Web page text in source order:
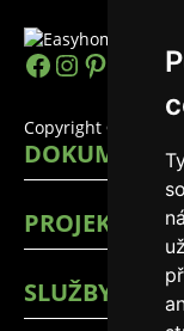
https://
Instagram
Copyright © 2026
DOKUMENTY
PROJEKTY
SLUŽBY